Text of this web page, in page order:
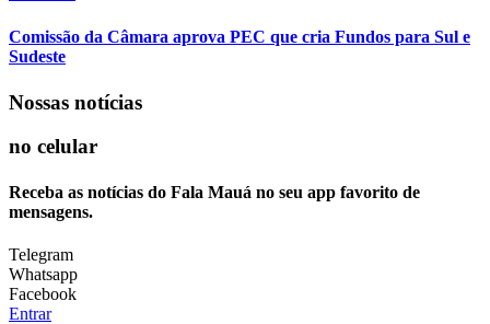
Comissão da Câmara aprova PEC que cria Fundos para Sul e
Sudeste
Nossas notícias
no celular
Receba as notícias do Fala Mauá no seu app favorito de
mensagens.
Telegram
Whatsapp
Facebook
Entrar